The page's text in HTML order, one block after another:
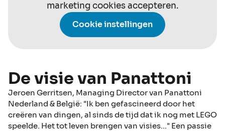
marketing cookies accepteren.
Cookie instellingen
De visie van Panattoni
Jeroen Gerritsen, Managing Director van Panattoni
Nederland & België: "Ik ben gefascineerd door het
creëren van dingen, al sinds de tijd dat ik nog met LEGO
speelde. Het tot leven brengen van visies..." Een passie